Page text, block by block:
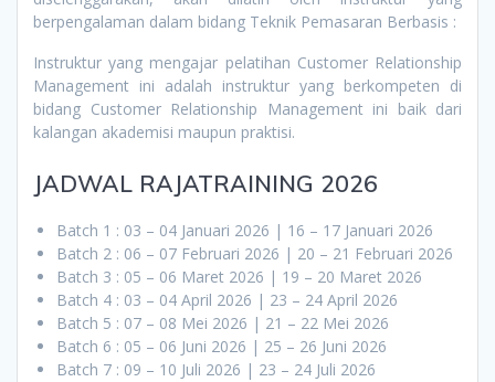
berpengalaman dalam bidang Teknik Pemasaran Berbasis :
Instruktur yang mengajar pelatihan Customer Relationship
Management ini adalah instruktur yang berkompeten di
bidang Customer Relationship Management ini baik dari
kalangan akademisi maupun praktisi.
JADWAL RAJATRAINING 2026
Batch 1 : 03 – 04 Januari 2026 | 16 – 17 Januari 2026
Batch 2 : 06 – 07 Februari 2026 | 20 – 21 Februari 2026
Batch 3 : 05 – 06 Maret 2026 | 19 – 20 Maret 2026
Batch 4 : 03 – 04 April 2026 | 23 – 24 April 2026
Batch 5 : 07 – 08 Mei 2026 | 21 – 22 Mei 2026
Batch 6 : 05 – 06 Juni 2026 | 25 – 26 Juni 2026
Batch 7 : 09 – 10 Juli 2026 | 23 – 24 Juli 2026